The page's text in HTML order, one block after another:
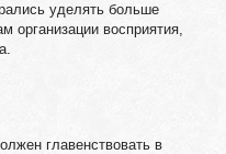
уделять больше
организации восприятия,
главенствовать в